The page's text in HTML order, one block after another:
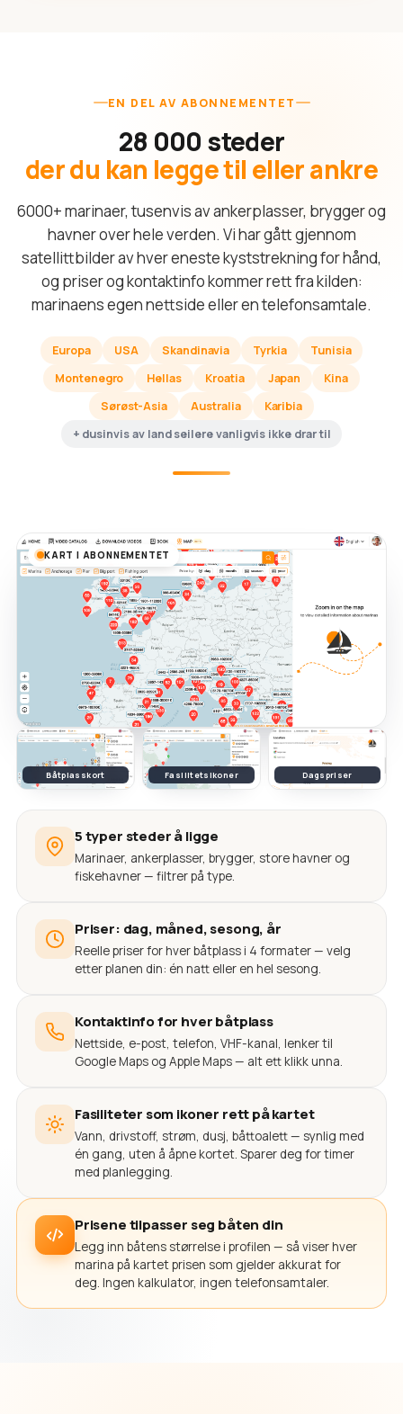
EN DEL AV ABONNEMENTET
28 000 steder
der du kan legge til eller ankre
6000+ marinaer, tusenvis av ankerplasser, brygger og
havner over hele verden. Vi har gått gjennom
satellittbilder av hver eneste kyststrekning for hånd,
og priser og kontaktinfo kommer rett fra kilden:
marinaens egen nettside eller en telefonsamtale.
Europa USA Skandinavia Tyrkia
Tunisia
Montenegro
Hellas Kroatia Japan
Kina
Sørøst-Asia
Australia
Karibia
+ dusinvis av land seilere vanligvis ikke drar til
KART I ABONNEMENTET
Båtplasskort Fasilitetsikoner Dagspriser
5 typer steder å ligge
Marinaer, ankerplasser, brygger, store havner og
fiskehavner — filtrer på type.
Priser: dag, måned, sesong, år
Reelle priser for hver båtplass i 4 formater — velg
etter planen din: én natt eller en hel sesong.
Kontaktinfo for hver båtplass
Nettside, e-post, telefon, VHF-kanal, lenker til
Google Maps og Apple Maps — alt ett klikk unna.
Fasiliteter som ikoner rett på kartet
Vann, drivstoff, strøm, dusj, båttoalett — synlig med
én gang, uten å åpne kortet. Sparer deg for timer
med planlegging.
Prisene tilpasser seg båten din
Legg inn båtens størrelse i profilen — så viser hver
marina på kartet prisen som gjelder akkurat for
deg. Ingen kalkulator, ingen telefonsamtaler.